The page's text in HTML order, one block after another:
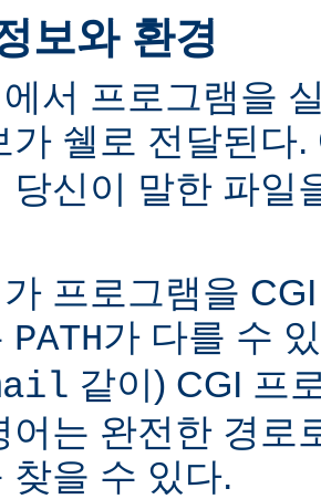
보와 환경
서 프로그램을
가 쉘로 전달된다
당신이 말한 파일
프로그램을
PATH가 다를 수
같이) CGI 프
어는 완전한 경로
찾을 수 있다.